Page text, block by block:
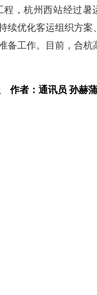
，杭州西站经过暑
续优化客运组织方
备工作。目前，合杭
作者：通讯员 孙赫